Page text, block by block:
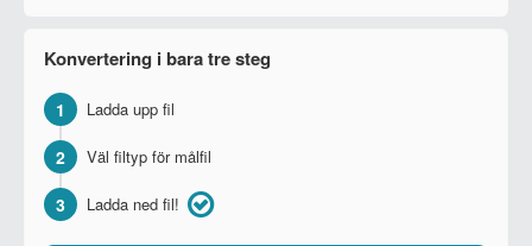
Konvertering i bara tre steg
1 Ladda upp fil
2 Väl filtyp för målfil
3 Ladda ned fil!